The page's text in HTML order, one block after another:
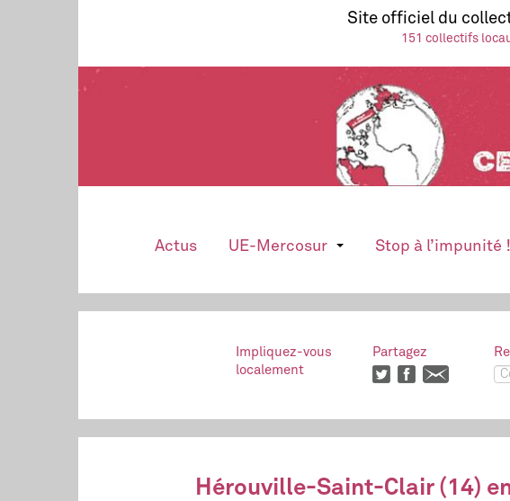
Site officiel du
151 collectifs
Actus UE-Mercosur Stop à l’impunité !
Impliquez-vous
localement
Partagez
Hérouville-Saint-Clair (14)